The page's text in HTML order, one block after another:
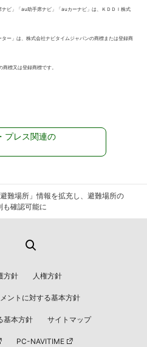
ナビ」「au助手席ナビ」「auカーナビ」は、ＫＤＤＩ株式
ー」は、株式会社ナビタイムジャパンの商標または登録商
標又は登録商標です。
プレス関連の
避難場所」情報を拡充し、避難場所の
も確認可能に
方針 人権方針
ントに対する基本方針
基本方針 サイトマップ
PC-NAVITIME